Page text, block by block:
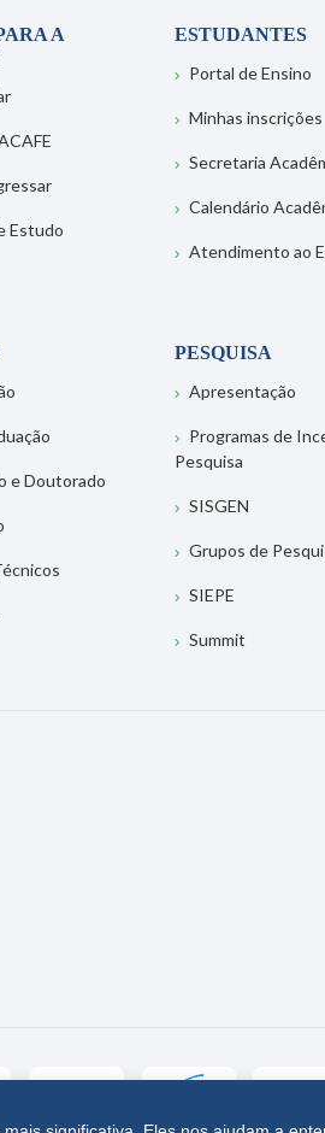
A
Estudo
ESTUDANTES
Portal de Ensino
Minhas inscrições
Secretaria
Calendário
Atendimento ao
e Doutorado
PESQUISA
Apresentação
Programas de
Pesquisa
SISGEN
Grupos de
SIEPE
Summit